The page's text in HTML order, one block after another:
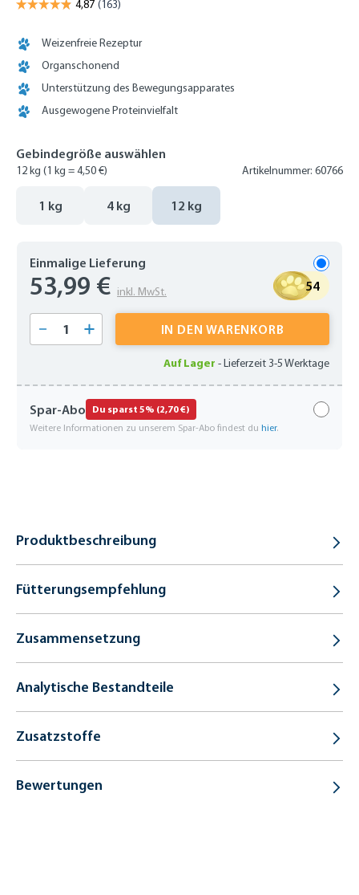
Weizenfreie Rezeptur
Organschonend
Unterstützung des Bewegungsapparates
Ausgewogene Proteinvielfalt
Gebindegröße auswählen
12 kg (1 kg = 4,50 €) Artikelnummer: 60766
1 kg 4 kg 12 kg
Einmalige Lieferung
53,99 € inkl. MwSt. 54
Produkt Anzahl: Gib den gewünschten
IN DEN WARENKORB
Auf Lager -Lieferzeit 3-5 Werktage
Spar-Abo Du sparst 5% (2,70 €)
Weitere Informationen zu unserem Spar-Abo findest du hier.
Produktbeschreibung
Fütterungsempfehlung
Zusammensetzung
Analytische Bestandteile
Zusatzstoffe
Bewertungen